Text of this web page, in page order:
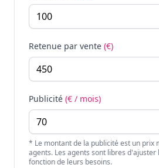
Retenue par vente (€)
Publicité (€ / mois)
* Le montant de la publicité est un prix
agents. Les agents sont libres
fonction de leurs besoins.